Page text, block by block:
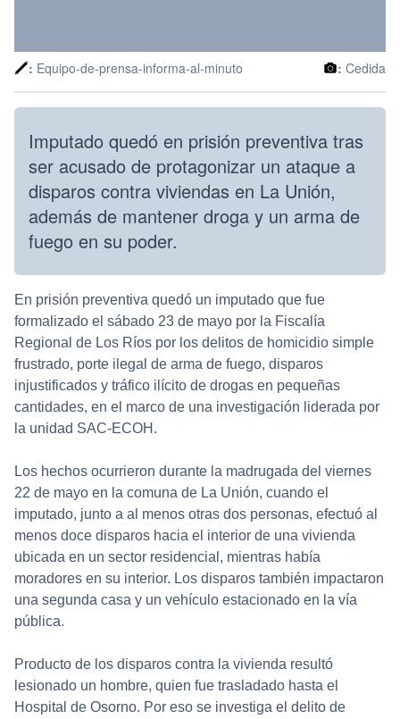
: Equipo-de-prensa-informa-al-minuto : Cedida
Imputado quedó en prisión preventiva tras
ser acusado de protagonizar un ataque a
disparos contra viviendas en La Unión,
además de mantener droga y un arma de
fuego en su poder.
En prisión preventiva quedó un imputado que fue
formalizado el sábado 23 de mayo por la Fiscalía
Regional de Los Ríos por los delitos de homicidio simple
frustrado, porte ilegal de arma de fuego, disparos
injustificados y tráfico ilícito de drogas en pequeñas
cantidades, en el marco de una investigación liderada por
la unidad SAC-ECOH.
Los hechos ocurrieron durante la madrugada del viernes
22 de mayo en la comuna de La Unión, cuando el
imputado, junto a al menos otras dos personas, efectuó al
menos doce disparos hacia el interior de una vivienda
ubicada en un sector residencial, mientras había
moradores en su interior. Los disparos también impactaron
una segunda casa y un vehículo estacionado en la vía
pública.
Producto de los disparos contra la vivienda resultó
lesionado un hombre, quien fue trasladado hasta el
Hospital de Osorno. Por eso se investiga el delito de